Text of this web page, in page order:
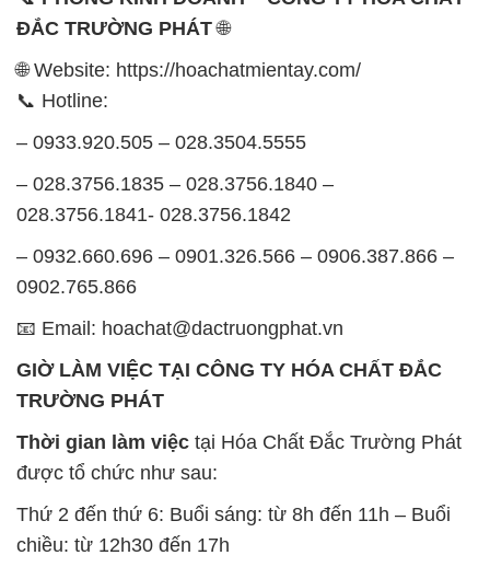
ĐẮC TRƯỜNG PHÁT🌐
🌐 Website: https://hoachatmientay.com/
📞 Hotline:
– 0933.920.505 – 028.3504.5555
– 028.3756.1835 – 028.3756.1840 –
028.3756.1841- 028.3756.1842
– 0932.660.696 – 0901.326.566 – 0906.387.866 –
0902.765.866
📧 Email: hoachat@dactruongphat.vn
GIỜ LÀM VIỆC TẠI CÔNG TY HÓA CHẤT ĐẮC
TRƯỜNG PHÁT
Thời gian làm việc tại Hóa Chất Đắc Trường Phát
được tổ chức như sau:
Thứ 2 đến thứ 6: Buổi sáng: từ 8h đến 11h – Buổi
chiều: từ 12h30 đến 17h